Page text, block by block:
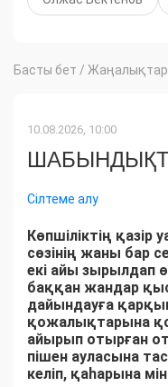
Басты бет / Жаңалықтар
10.08.2026, 10:00
Сілтеме алу
Көпшіліктің
сөзінің жаны бар
екі айы зырылдап
баққан жандар
дайындауға
қожалықтарына
айырып отырған
пішен ауласына
келіп, қаһарына